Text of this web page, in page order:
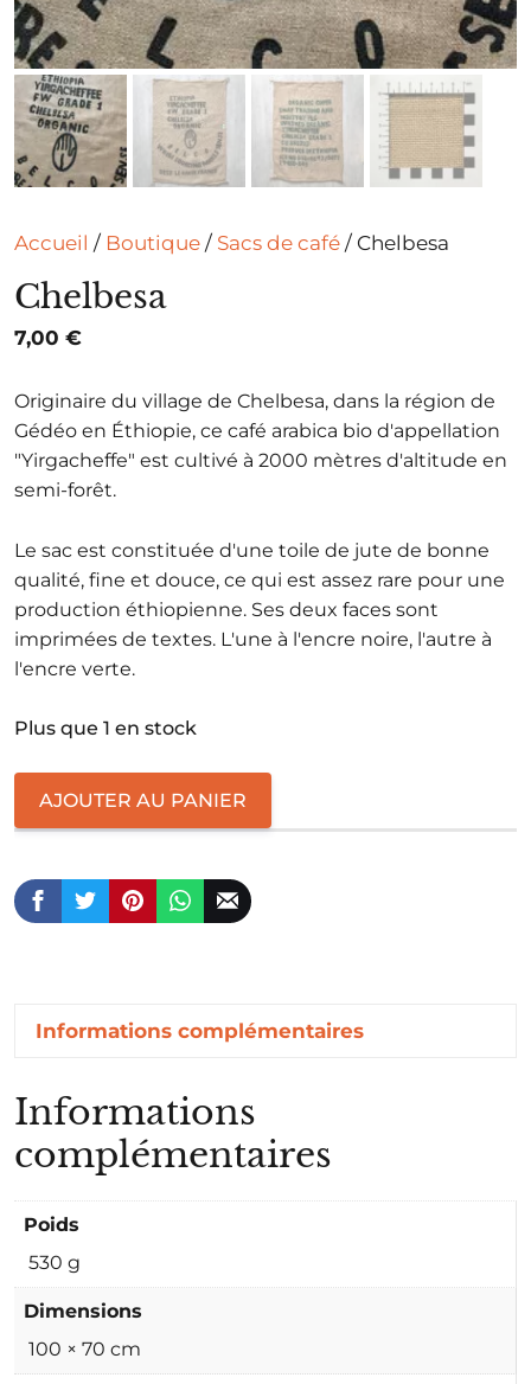
Accueil / Boutique / Sacs de café / Chelbesa
Chelbesa
7,00 €
Originaire du village de Chelbesa, dans la région de
Gédéo en Éthiopie, ce café arabica bio d'appellation
"Yirgacheffe" est cultivé à 2000 mètres d'altitude en
semi-forêt.
Le sac est constituée d'une toile de jute de bonne
qualité, fine et douce, ce qui est assez rare pour une
production éthiopienne. Ses deux faces sont
imprimées de textes. L'une à l'encre noire, l'autre à
l'encre verte.
Plus que 1 en stock
quantité
de
AJOUTER AU PANIER
Informations complémentaires
Informations
complémentaires
Poids
530 g
Dimensions
100 × 70 cm